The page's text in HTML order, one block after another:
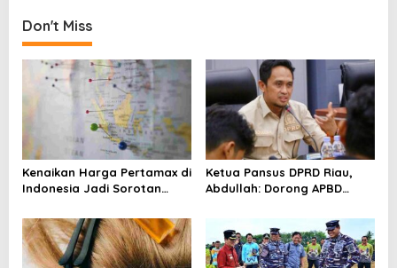
a
v
g
a
t
i
o
n
Don't Miss
Kenaikan Harga Pertamax di
Indonesia Jadi Sorotan
dengan Negara ASEAN
Mencuat
Ketua Pansus DPRD Riau,
Abdullah: Dorong APBD